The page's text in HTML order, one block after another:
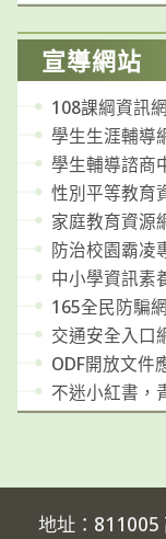
宣導網站
108課綱資訊網
學生生涯輔導
學生輔導諮商
性別平等教育
家庭教育資源
防治校園霸凌
中小學資訊素
165全民防騙網
交通安全入口
ODF開放文件
不迷小紅書，
地址：811005